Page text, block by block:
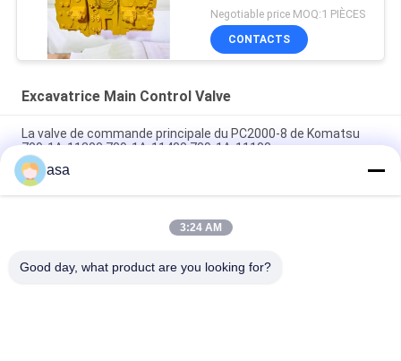
High Quality
Negotiable price MOQ:1 PIÈCES
CONTACTS
Excavatrice Main Control Valve
La valve de commande principale du PC2000-8 de Komatsu
709-1A-11300 709-1A-11400 709-1A-11100
PC160LC-7 PC160-7 Ventilateur de commande Excavateur
Komatsu, 723-57-16100 Excavateur pièces principales
VOE14541591 Valve de commande principale de l'excavateur
asa
3:24 AM
Good day, what product are you looking for?